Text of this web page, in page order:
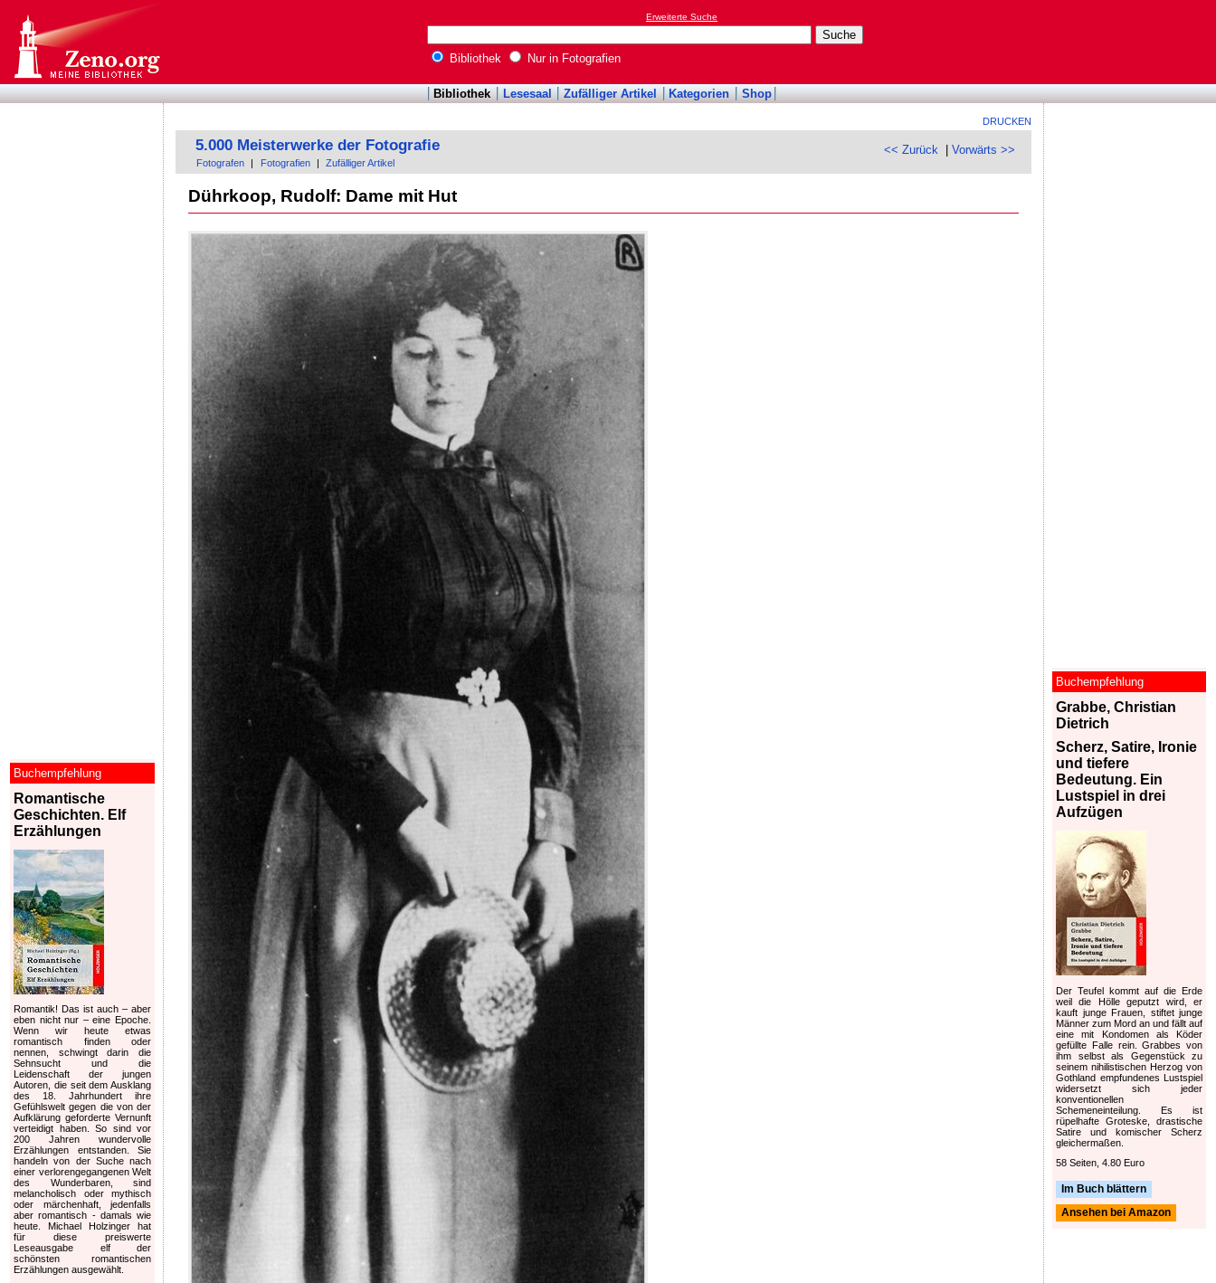
Erweiterte Suche
Bibliothek Nur in Fotografien
Bibliothek Lesesaal Zufälliger Artikel Kategorien Shop
DRUCKEN
<< Zurück |Vorwärts >>
5.000 Meisterwerke der Fotografie
Fotografen Fotografien Zufälliger Artikel
Dührkoop, Rudolf: Dame mit Hut
Buchempfehlung
Grabbe, Christian
Dietrich
Scherz, Satire, Ironie
und tiefere
Bedeutung. Ein
Lustspiel in drei
Aufzügen
Der Teufel kommt auf die Erde
weil die Hölle geputzt wird, er
kauft junge Frauen, stiftet junge
Männer zum Mord an und fällt auf
eine mit Kondomen als Köder
gefüllte Falle rein. Grabbes von
ihm selbst als Gegenstück zu
seinem nihilistischen Herzog von
Gothland empfundenes Lustspiel
widersetzt sich jeder
konventionellen
Schemeneinteilung. Es ist
rüpelhafte Groteske, drastische
Satire und komischer Scherz
gleichermaßen.
58 Seiten, 4.80 Euro
Im Buch blättern
Ansehen bei Amazon
Buchempfehlung
Romantische
Geschichten. Elf
Erzählungen
Romantik! Das ist auch – aber
eben nicht nur – eine Epoche.
Wenn wir heute etwas
romantisch finden oder
nennen, schwingt darin die
Sehnsucht und die
Leidenschaft der jungen
Autoren, die seit dem Ausklang
des 18. Jahrhundert ihre
Gefühlswelt gegen die von der
Aufklärung geforderte Vernunft
verteidigt haben. So sind vor
200 Jahren wundervolle
Erzählungen entstanden. Sie
handeln von der Suche nach
einer verlorengegangenen Welt
des Wunderbaren, sind
melancholisch oder mythisch
oder märchenhaft, jedenfalls
aber romantisch - damals wie
heute. Michael Holzinger hat
für diese preiswerte
Leseausgabe elf der
schönsten romantischen
Erzählungen ausgewählt.